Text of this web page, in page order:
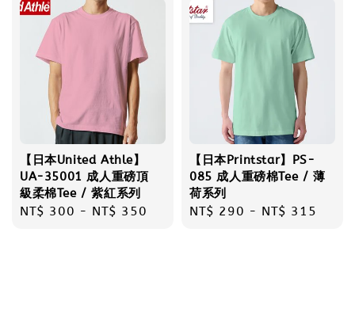
【日本United Athle】
UA-35001 成人重磅頂
級柔棉Tee / 紫紅系列
Regular
NT$ 300 - NT$ 350
【日本Printstar】PS-
085 成人重磅棉Tee / 薄
荷系列
Regular
NT$ 290 - NT$ 315